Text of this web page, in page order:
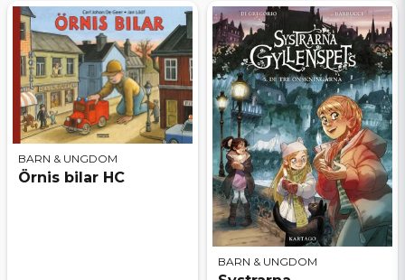
BARN & UNGDOM
Örnis bilar HC
BARN & UNGDOM